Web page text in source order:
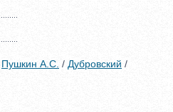
Пушкин А.С. / Дубровский /